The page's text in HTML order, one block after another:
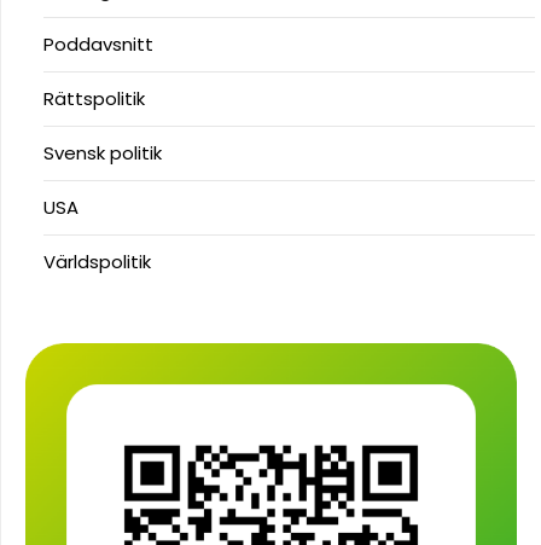
Poddavsnitt
Rättspolitik
Svensk politik
USA
Världspolitik